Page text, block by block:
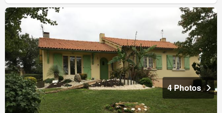
4 Photos